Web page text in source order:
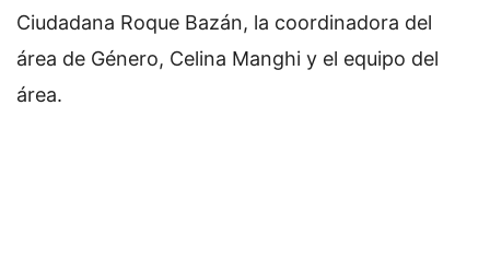
Ciudadana Roque Bazán, la coordinadora del
área de Género, Celina Manghi y el equipo del
área.